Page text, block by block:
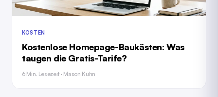
KOSTEN
Kostenlose Homepage-Baukästen: Was
taugen die Gratis-Tarife?
6 Min. Lesezeit · Mason Kuhn